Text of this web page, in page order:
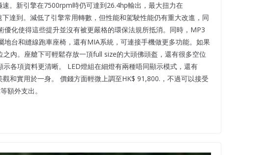
。新引擎在7500rpm時仍可達到26.4hp輸出，最大扭力在
達到。減低了引擎常用轉數，但性能和駕駛性能仍有重大改進，同
化使得這些提升並沒有被更嚴格的環保法規所抵消。同時，MP3
台和縫線跑車座椅，還有MIA系統，可連接手機做更多功能。如果
內。座艙下可輕鬆存放一頂full size的大頭佛頭盔，還有很多空位
各項資料更清晰。 LED燈組在細燈有兩種唔同顯示模式，還有
和實用於一身。 價錢方面輕微上調至HK$ 91,800.，不過可以接受
額外支出。